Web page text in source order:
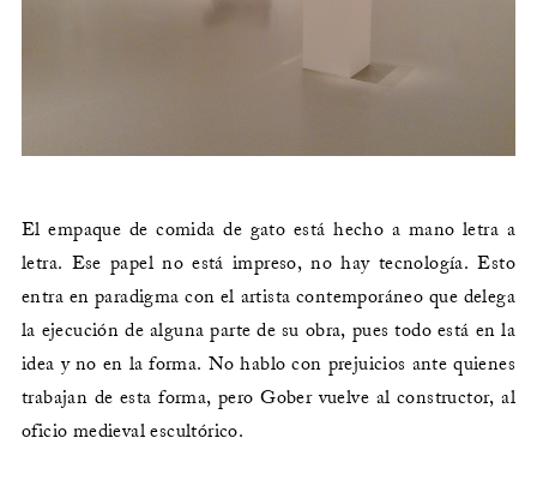
El empaque de comida de gato está hecho a mano letra a
letra. Ese papel no está impreso, no hay tecnología. Esto
entra en paradigma con el artista contemporáneo que delega
la ejecución de alguna parte de su obra, pues todo está en la
idea y no en la forma. No hablo con prejuicios ante quienes
trabajan de esta forma, pero Gober vuelve al constructor, al
oficio medieval escultórico.